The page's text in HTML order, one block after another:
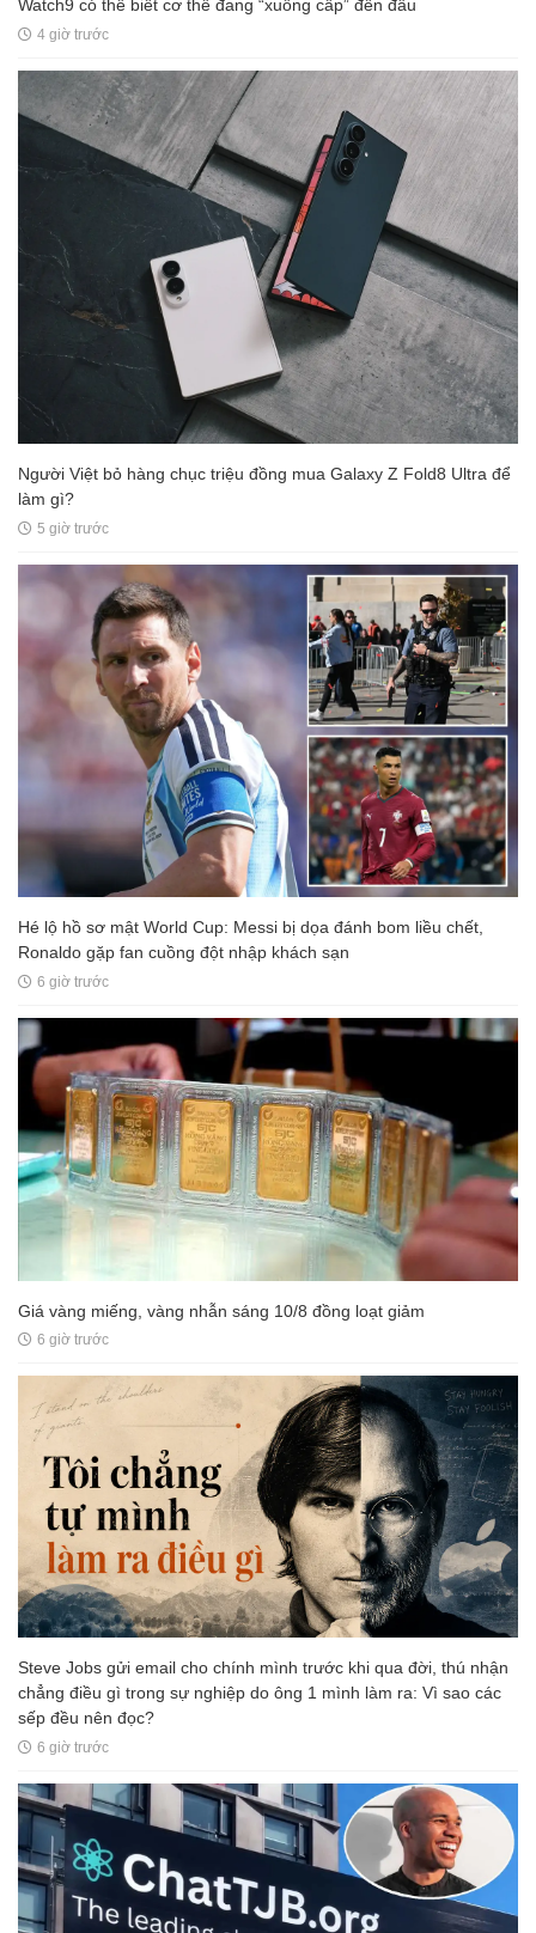
Watch9 có thể biết cơ thể đang “xuống cấp” đến đâu
4 giờ trước
Người Việt bỏ hàng chục triệu đồng mua Galaxy Z Fold8 Ultra để
làm gì?
5 giờ trước
Hé lộ hồ sơ mật World Cup: Messi bị dọa đánh bom liều chết,
Ronaldo gặp fan cuồng đột nhập khách sạn
6 giờ trước
Giá vàng miếng, vàng nhẫn sáng 10/8 đồng loạt giảm
6 giờ trước
Steve Jobs gửi email cho chính mình trước khi qua đời, thú nhận
chẳng điều gì trong sự nghiệp do ông 1 mình làm ra: Vì sao các
sếp đều nên đọc?
6 giờ trước